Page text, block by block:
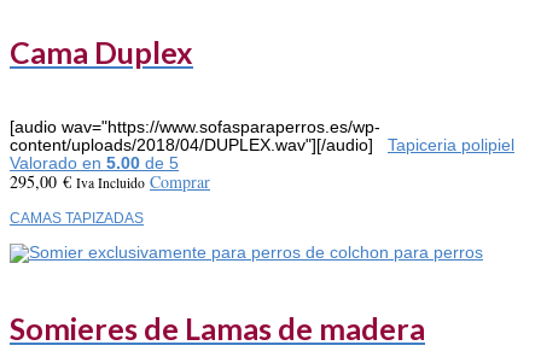
Cama Duplex
[audio wav="https://www.sofasparaperros.es/wp-
content/uploads/2018/04/DUPLEX.wav"][/audio] Tapiceria polipiel
Valorado en 5.00 de 5
295,00 € Iva Incluido Comprar
CAMAS TAPIZADAS
Somieres de Lamas de madera